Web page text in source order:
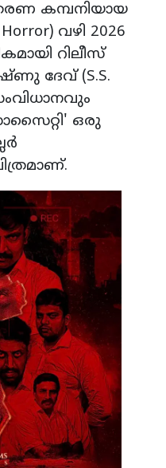
കമ്പനിയായ
വഴി 2026
റിലീസ്
ദേവ് (S.S.
ഒരു